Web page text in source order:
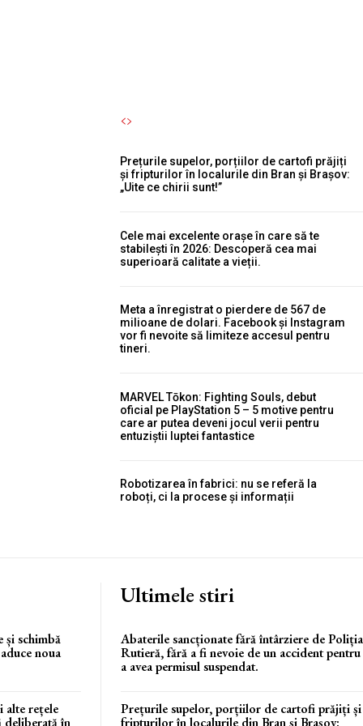
Prețurile supelor, porțiilor de cartofi prăjiți
și fripturilor în localurile din Bran și Brașov:
„Uite ce chirii sunt!”
Cele mai excelente orașe în care să te
stabilești în 2026: Descoperă cea mai
superioară calitate a vieții.
Meta a înregistrat o pierdere de 567 de
milioane de dolari. Facebook și Instagram
vor fi nevoite să limiteze accesul pentru
tineri.
MARVEL Tōkon: Fighting Souls, debut
oficial pe PlayStation 5 – 5 motive pentru
care ar putea deveni jocul verii pentru
entuziștii luptei fantastice
Robotizarea în fabrici: nu se referă la
roboți, ci la procese și informații
și schimbă
noua
alte rețele
deliberată în
Ultimele stiri
Abaterile sancționate fără întârziere de Poliția
Rutieră, fără a fi nevoie de un accident pentru
a avea permisul suspendat.
Prețurile supelor, porțiilor de cartofi prăjiți și
fripturilor în localurile din Bran și Brașov: